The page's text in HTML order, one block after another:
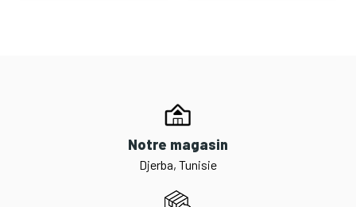
Notre magasin
Djerba, Tunisie